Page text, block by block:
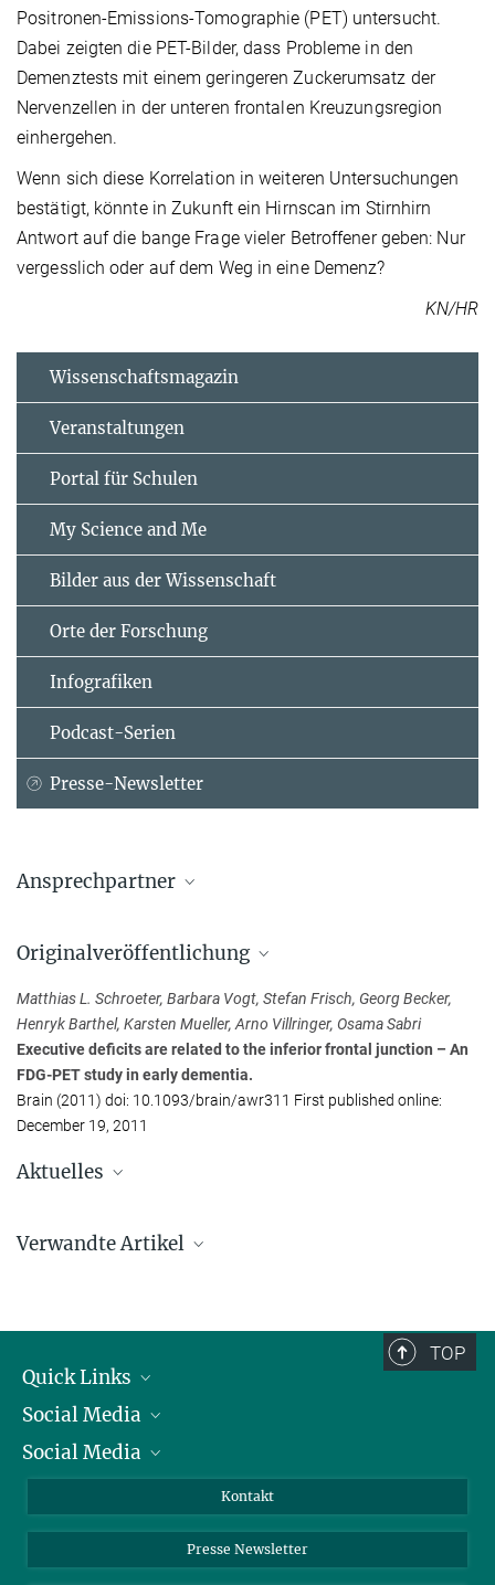
Positronen-Emissions-Tomographie (PET) untersucht.
Dabei zeigten die PET-Bilder, dass Probleme in den
Demenztests mit einem geringeren Zuckerumsatz der
Nervenzellen in der unteren frontalen Kreuzungsregion
einhergehen.
Wenn sich diese Korrelation in weiteren Untersuchungen
bestätigt, könnte in Zukunft ein Hirnscan im Stirnhirn
Antwort auf die bange Frage vieler Betroffener geben: Nur
vergesslich oder auf dem Weg in eine Demenz?
KN/HR
Wissenschaftsmagazin
Veranstaltungen
Portal für Schulen
My Science and Me
Bilder aus der Wissenschaft
Orte der Forschung
Infografiken
Podcast-Serien
Presse-Newsletter
Ansprechpartner
Max-Planck-Institut für Kognitions- und Neurowissenschaften,
+49 341 9724-962
schroet@...
Originalveröffentlichung
Matthias L. Schroeter, Barbara Vogt, Stefan Frisch, Georg Becker,
Henryk Barthel, Karsten Mueller, Arno Villringer, Osama Sabri
Executive deficits are related to the inferior frontal junction – An
FDG-PET study in early dementia.
Brain (2011) doi: 10.1093/brain/awr311 First published online:
December 19, 2011
Aktuelles
Proteine ist umkehrbar
Verwandte Artikel
Experimente mit genetisch veränderten Mäusen lassen hoffen: Der
Gedächtnisverlust bei Alzheimer kann unter bestimmten
TOP
Quick Links
Präsident
Zahlen und Fakten
Meldestelle Fehlverhalten
Social Media
Bluesky
Social Media
YouTube
Kontakt
Presse Newsletter